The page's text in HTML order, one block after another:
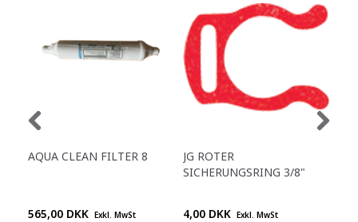
AQUA CLEAN FILTER 8
565,00 DKK Exkl. MwSt
JG ROTER
SICHERUNGSRING 3/8"
4,00 DKK Exkl. MwSt